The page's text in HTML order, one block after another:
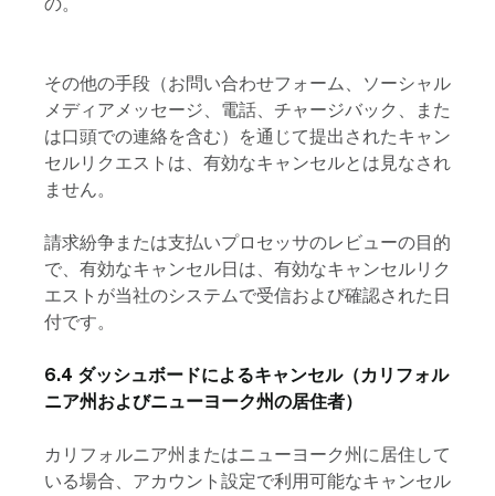
その他の手段（お問い合わせフォーム、ソーシャル
メディアメッセージ、電話、チャージバック、また
は口頭での連絡を含む）を通じて提出されたキャン
セルリクエストは、有効なキャンセルとは見なされ
ません。
請求紛争または支払いプロセッサのレビューの目的
で、有効なキャンセル日は、有効なキャンセルリク
エストが当社のシステムで受信および確認された日
付です。
6.4 ダッシュボードによるキャンセル（カリフォル
ニア州およびニューヨーク州の居住者）
カリフォルニア州またはニューヨーク州に居住して
いる場合、アカウント設定で利用可能なキャンセル